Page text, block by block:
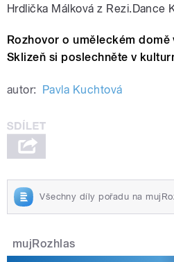
Hrdlička Málková z Rezi.Dance
Rozhovor o uměleckém
Sklizeň si poslechněte v
autor: Pavla Kuchtová
Všechny díly pořadu na
mujRozhlas